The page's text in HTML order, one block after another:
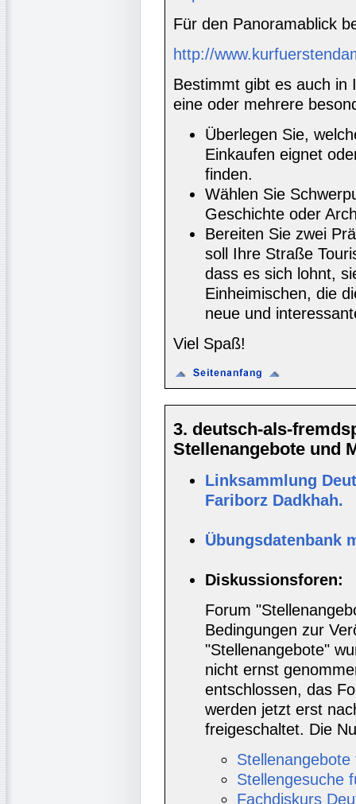
Für den Panoramablick
http://
Bestimmt gibt es auch in
eine oder mehrere
Überlegen Sie,
Einkaufen eignet
finden.
Wählen Sie
Geschichte oder
Bereiten Sie zwei
soll Ihre Straße
dass es sich lohnt,
Einheimischen, die
neue und
Viel Spaß!
3. deutsch-als-
Stellenangebote und
Linksammlung
Fariborz Dadkhah.
Übungsdatenbank
Diskussionsforen:
Forum
Bedingungen zur
"Stellenangebote"
nicht ernst
entschlossen, das
werden jetzt erst
freigeschaltet. Die
Stellengesuche
Fachdiskurs